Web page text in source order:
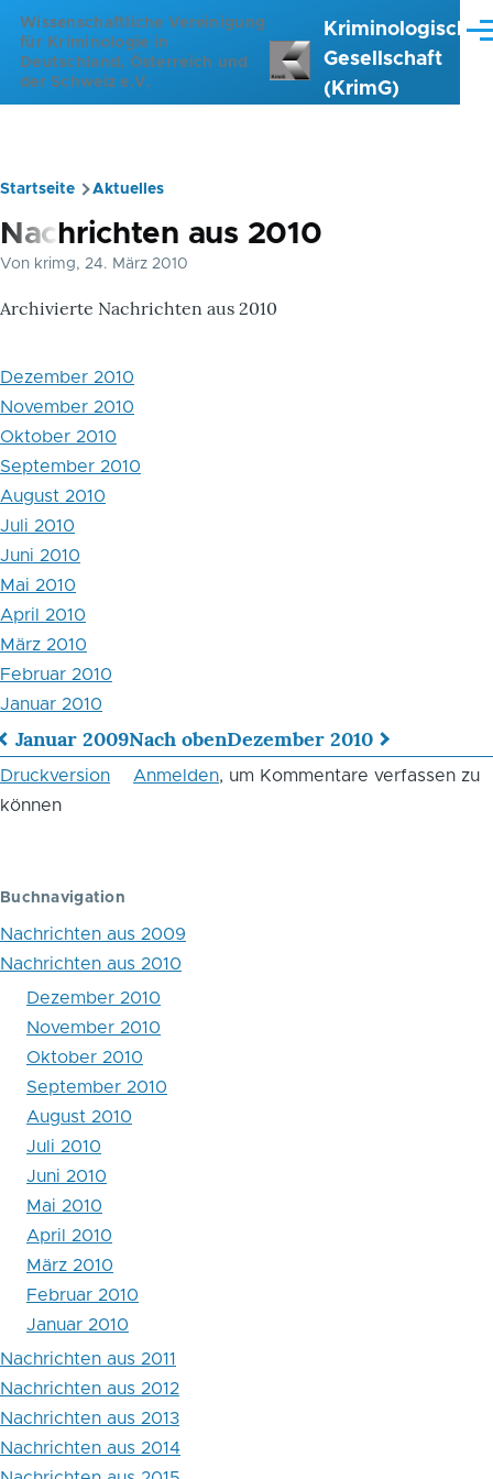
Direkt zum Inhalt
Wissenschaftliche Vereinigung
für Kriminologie in
Deutschland, Österreich und
der Schweiz e.V.
Kriminologische
Gesellschaft
(KrimG)
Pfadnavigation
Startseite Aktuelles
Nachrichten aus 2010
Von krimg, 24. März 2010
Archivierte Nachrichten aus 2010
Dezember 2010
November 2010
Oktober 2010
September 2010
August 2010
Juli 2010
Juni 2010
Mai 2010
April 2010
März 2010
Februar 2010
Januar 2010
Links
für
Blättern
im
Buch
Nachrichten
aus
2010
Januar 2009Nach obenDezember 2010
Druckversion Anmelden, um Kommentare verfassen zu
können
Buchnavigation
Nachrichten aus 2009
Nachrichten aus 2010
Dezember 2010
November 2010
Oktober 2010
September 2010
August 2010
Juli 2010
Juni 2010
Mai 2010
April 2010
März 2010
Februar 2010
Januar 2010
Nachrichten aus 2011
Nachrichten aus 2012
Nachrichten aus 2013
Nachrichten aus 2014